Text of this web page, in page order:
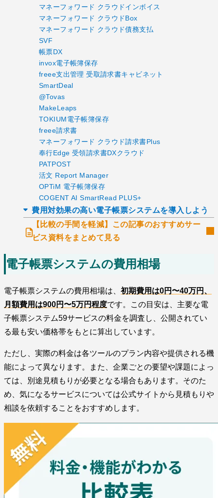
マネーフォワード クラウドインボイス
マネーフォワード クラウドBox
マネーフォワード クラウド債務支払
SVF
帳票DX
invox電子帳簿保存
freee支出管理 受取請求書キャビネット
SmartDeal
@Tovas
MakeLeaps
TOKIUM電子帳簿保存
freee請求書
マネーフォワード クラウド請求書Plus
奉行Edge 受領請求書DXクラウド
PATPOST
活文 Report Manager
OPTiM 電子帳簿保存
COGENT AI SmartRead PLUS+
費用対効果の高い電子帳票システムを導入しよう
【比較の手間を軽減】この記事のおすすめサー
ビス資料をまとめて見る
電子帳票システムの費用相場
電子帳票システムの費用相場は、 初期費用は0円〜40万円、
月額費用は900円〜5万円程度です。この目安は、主要な電
子帳票システム59サービスの料金を調査し、公開されてい
る最も安い価格帯をもとに算出しています。
ただし、実際の料金は各ツールのプラン内容や提供される機
能によって異なります。また、企業ごとの要望や課題によっ
ては、別途見積もりが必要となる場合もあります。そのた
め、気になるサービスについては公式サイトから見積もりや
相談を依頼することをおすすめします。